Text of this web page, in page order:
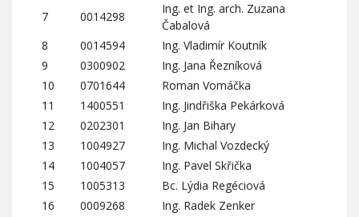
7
0014298
Ing. et Ing. arch. Zuzana
Čabalová
8
0014594
Ing. Vladimír Koutník
9
0300902
Ing. Jana Řezníková
10
0701644
Roman Vomáčka
11
1400551
Ing. Jindřiška Pekárková
12
0202301
Ing. Jan Bihary
13
1004927
Ing. Michal Vozdecký
14
1004057
Ing. Pavel Skřička
15
1005313
Bc. Lýdia Regéciová
16
0009268
Ing. Radek Zenker